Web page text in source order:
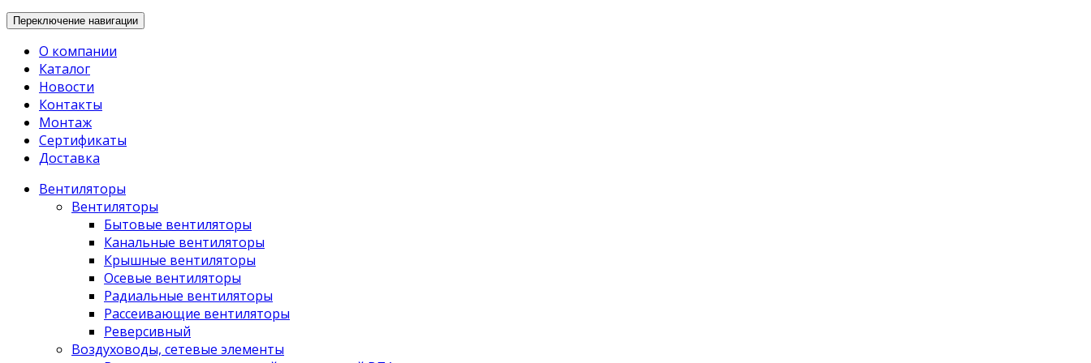
Переключение навигации
О компании
Каталог
Новости
Контакты
Монтаж
Сертификаты
Доставка
Вентиляторы
Вентиляторы
Бытовые вентиляторы
Канальные вентиляторы
Крышные вентиляторы
Осевые вентиляторы
Радиальные вентиляторы
Рассеивающие вентиляторы
Реверсивный
Воздуховоды, сетевые элементы